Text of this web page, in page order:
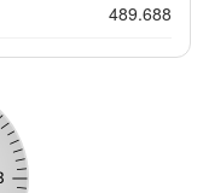
489.688